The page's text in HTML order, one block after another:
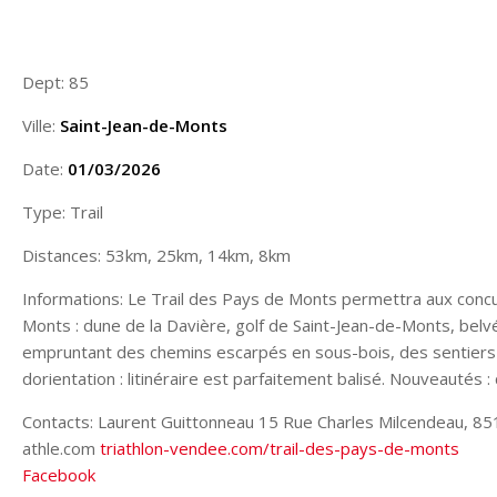
Dept: 85
Ville: Saint-Jean-de-Monts
Date: 01/03/2026
Type: Trail
Distances: 53km, 25km, 14km, 8km
Informations: Le Trail des Pays de Monts permettra aux
Monts : dune de la Davière, golf de Saint-Jean-de-Monts,
empruntant des chemins escarpés en sous-bois, des
dorientation : litinéraire est parfaitement balisé.
Contacts: Laurent Guittonneau 15 Rue Charles Milcendeau,
athle.com triathlon-vendee.com/trail-des-pays-de-monts
Facebook